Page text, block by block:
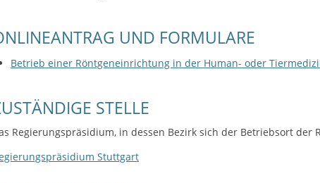
UND FORMULARE
Betrieb einer Röntgeneinrichtung in der Human- oder
STELLE
Regierungspräsidium, in dessen Bezirk sich der Betriebsort der
Stuttgart